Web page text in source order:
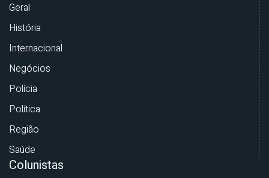
Geral
História
Internacional
Negócios
Polícia
Política
Região
Saúde
Colunistas